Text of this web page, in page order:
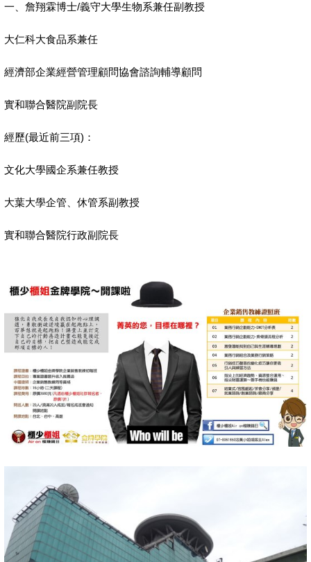
一、詹翔霖博士/義守大學生物系兼任副教授
大仁科大食品系兼任
經濟部企業經營管理顧問協會諮詢輔導顧問
實和聯合醫院副院長
經歷(最近前三項) ：
文化大學國企系兼任教授
大葉大學企管、休管系副教授
實和聯合醫院行政副院長